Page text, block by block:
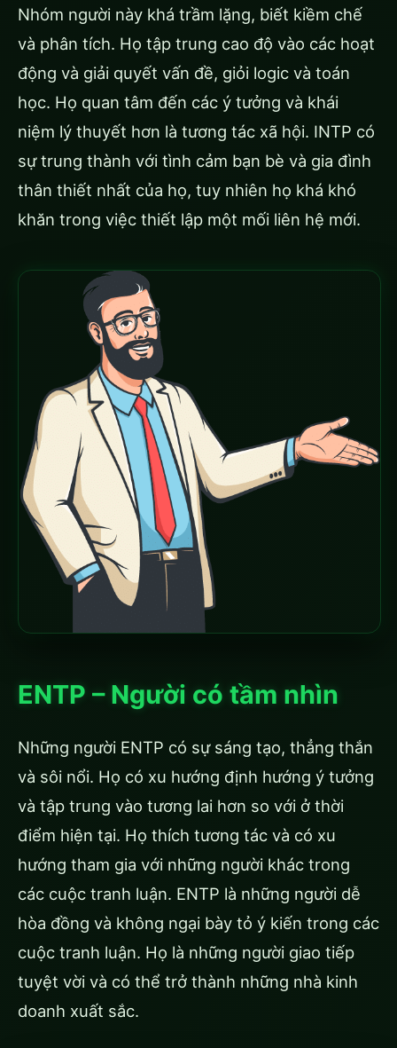
Nhóm người này khá trầm lặng, biết kiềm chế
và phân tích. Họ tập trung cao độ vào các hoạt
động và giải quyết vấn đề, giỏi logic và toán
học. Họ quan tâm đến các ý tưởng và khái
niệm lý thuyết hơn là tương tác xã hội. INTP có
sự trung thành với tình cảm bạn bè và gia đình
thân thiết nhất của họ, tuy nhiên họ khá khó
khăn trong việc thiết lập một mối liên hệ mới.
ENTP – Người có tầm nhìn
Những người ENTP có sự sáng tạo, thẳng thắn
và sôi nổi. Họ có xu hướng định hướng ý tưởng
và tập trung vào tương lai hơn so với ở thời
điểm hiện tại. Họ thích tương tác và có xu
hướng tham gia với những người khác trong
các cuộc tranh luận. ENTP là những người dễ
hòa đồng và không ngại bày tỏ ý kiến trong các
cuộc tranh luận. Họ là những người giao tiếp
tuyệt vời và có thể trở thành những nhà kinh
doanh xuất sắc.